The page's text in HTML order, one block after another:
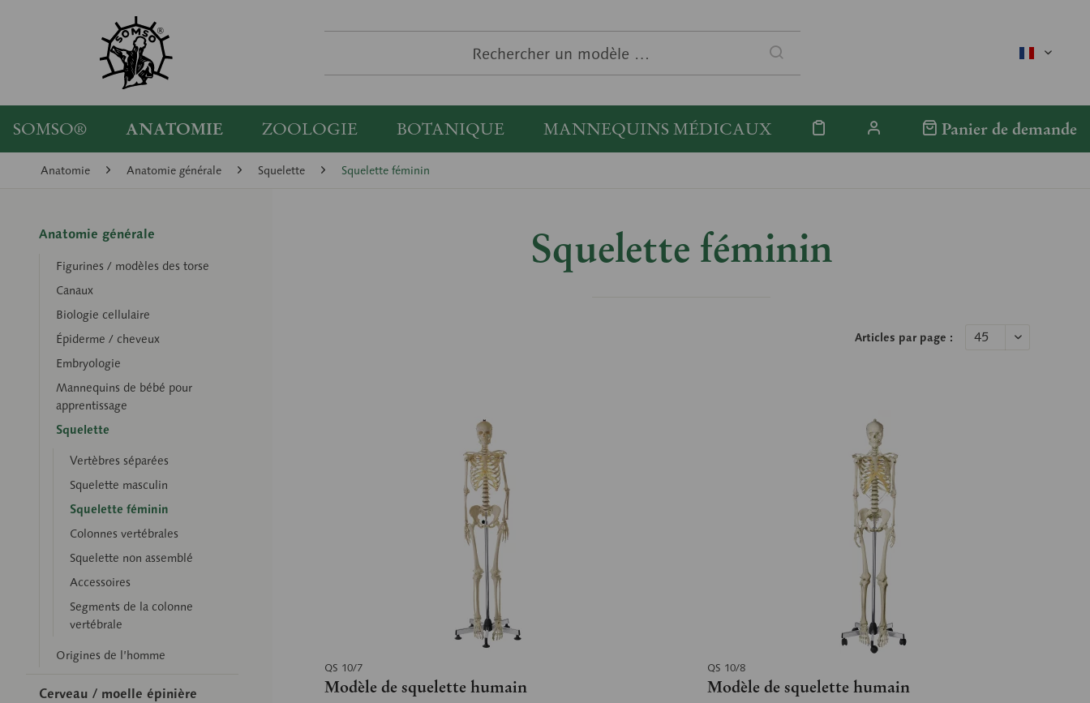
SOMSO® ANATOMIE ZOOLOGIE BOTANIQUE MANNEQUINS MÉDICAUX Panier de demande
Anatomie Anatomie générale Squelette Squelette féminin
Anatomie générale
Figurines / modèles des torse
Canaux
Biologie cellulaire
Épiderme / cheveux
Embryologie
Mannequins de bébé pour
apprentissage
Squelette
Vertèbres séparées
Squelette masculin
Squelette féminin
Colonnes vertébrales
Squelette non assemblé
Accessoires
Segments de la colonne
vertébrale
Origines de l’homme
Cerveau / moelle épinière
Squelette féminin
Articles par page :
QS 10/7
Modèle de squelette humain
QS 10/8
Modèle de squelette humain